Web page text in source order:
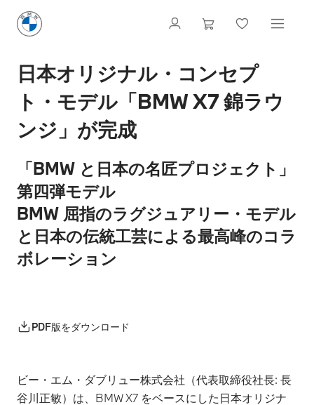
日本オリジナル・コンセプ
ト・モデル「BMW X7 錦ラウ
ンジ」が完成
「BMW と日本の名匠プロジェクト」
第四弾モデル
BMW 屈指のラグジュアリー・モデル
と日本の伝統工芸による最高峰のコラ
ボレーション
PDF版をダウンロード
ビー・エム・ダブリュー株式会社（代表取締役社長: 長
谷川正敏）は、BMW X7 をベースにした日本オリジナ